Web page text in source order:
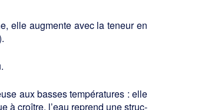
elle augmente avec la teneur en
aux basses températures : elle
à croître, l’eau reprend une struc­